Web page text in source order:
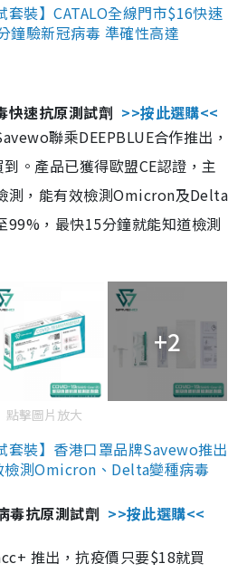
套裝】CATALO全線門市$16快速
鐘驗新冠病毒 準確性高達
速抗原測試劑 >>按此選購<<
聯乘DEEPBLUE合作推出，
。產品已獲得歐盟CE認證，主
測，能有效檢測Omicron及Delta
99%，最快15分鐘就能知道檢測
+2
點擊圖片放大
套裝】香港口罩品牌Savewo推出
檢測Omicron、Delta變種病毒
抗原測試劑 >>按此選購<<
推出，抗疫價只要$18就買